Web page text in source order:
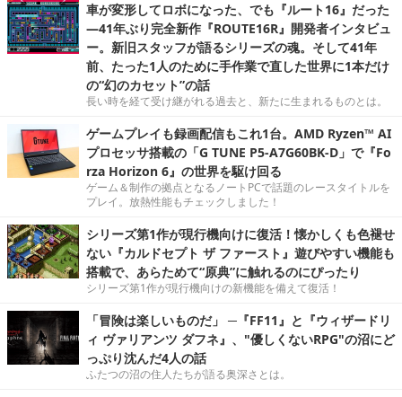
車が変形してロボになった、でも『ルート16』だった
―41年ぶり完全新作『ROUTE16R』開発者インタビュ
ー。新旧スタッフが語るシリーズの魂。そして41年
前、たった1人のために手作業で直した世界に1本だけ
の“幻のカセット”の話
長い時を経て受け継がれる過去と、新たに生まれるものとは。
ゲームプレイも録画配信もこれ1台。AMD Ryzen™ AI
プロセッサ搭載の「G TUNE P5-A7G60BK-D」で『Fo
rza Horizon 6』の世界を駆け回る
ゲーム＆制作の拠点となるノートPCで話題のレースタイトルを
プレイ。放熱性能もチェックしました！
シリーズ第1作が現行機向けに復活！懐かしくも色褪せ
ない『カルドセプト ザ ファースト』遊びやすい機能も
搭載で、あらためて“原典”に触れるのにぴったり
シリーズ第1作が現行機向けの新機能を備えて復活！
「冒険は楽しいものだ」 ─『FF11』と『ウィザードリ
ィ ヴァリアンツ ダフネ』、"優しくないRPG"の沼にど
っぷり沈んだ4人の話
ふたつの沼の住人たちが語る奥深さとは。